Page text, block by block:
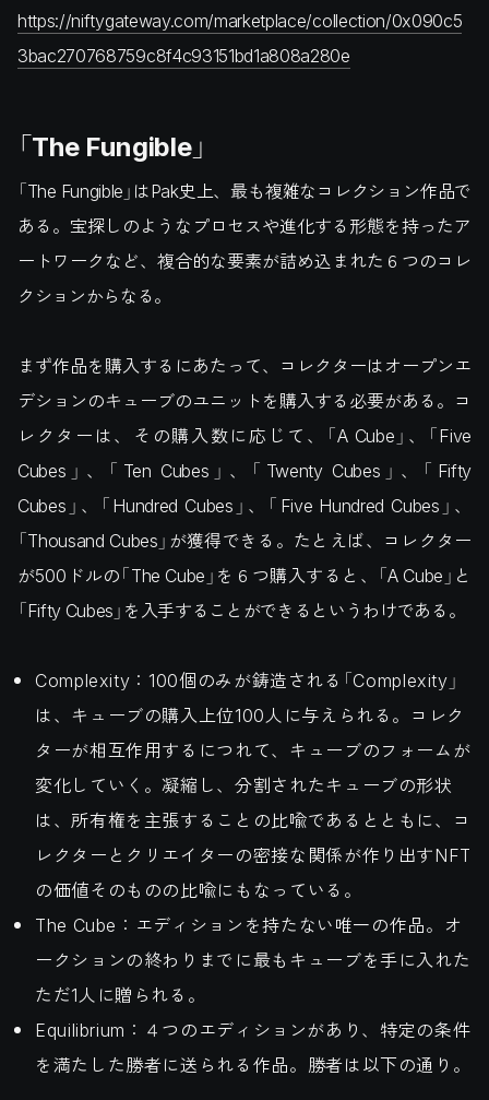
https://niftygateway.com/marketplace/collection/0x090c5
3bac270768759c8f4c93151bd1a808a280e
「The Fungible」
「The Fungible」はPak史上、最も複雑なコレクション作品で
ある。宝探しのようなプロセスや進化する形態を持ったア
ートワークなど、複合的な要素が詰め込まれた６つのコレ
クションからなる。
まず作品を購入するにあたって、コレクターはオープンエ
デションのキューブのユニットを購入する必要がある。コ
レクターは、その購入数に応じて、「A Cube」、「Five
Cubes」、「Ten Cubes」、「Twenty Cubes」、「Fifty
Cubes」、「Hundred Cubes」、「Five Hundred Cubes」、
「Thousand Cubes」が獲得できる。たとえば、コレクター
が500ドルの「The Cube」を６つ購入すると、「A Cube」と
「Fifty Cubes」を入手することができるというわけである。
Complexity：100個のみが鋳造される「Complexity」
は、キューブの購入上位100人に与えられる。コレク
ターが相互作用するにつれて、キューブのフォームが
変化していく。凝縮し、分割されたキューブの形状
は、所有権を主張することの比喩であるとともに、コ
レクターとクリエイターの密接な関係が作り出すNFT
の価値そのものの比喩にもなっている。
The Cube：エディションを持たない唯一の作品。オ
ークションの終わりまでに最もキューブを手に入れた
ただ1人に贈られる。
Equilibrium：４つのエディションがあり、特定の条件
を満たした勝者に送られる作品。勝者は以下の通り。